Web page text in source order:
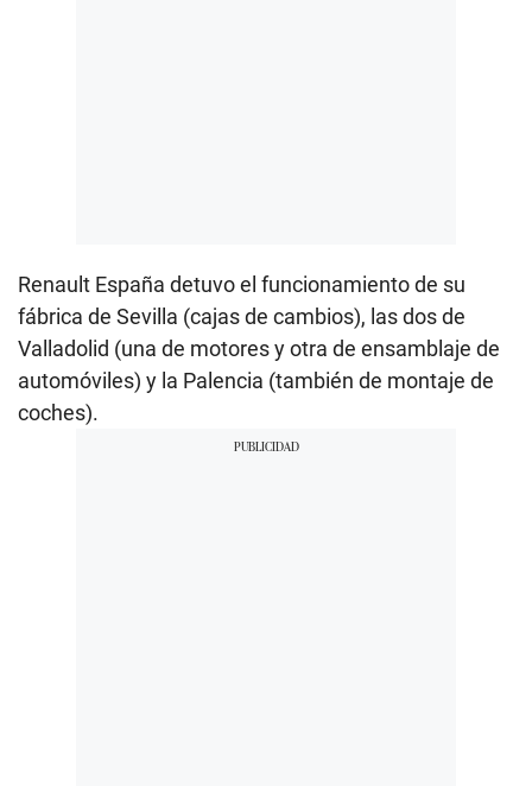
Renault España detuvo el funcionamiento de su
fábrica de Sevilla (cajas de cambios), las dos de
Valladolid (una de motores y otra de ensamblaje de
automóviles) y la Palencia (también de montaje de
coches).